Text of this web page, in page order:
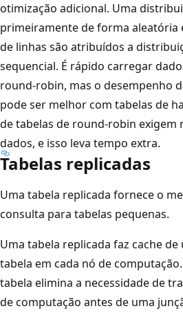
otimização adicional. Uma
primeiramente de forma aleatória
de linhas são atribuídos a
sequencial. É rápido carregar
round-robin, mas o desempenho
pode ser melhor com tabelas de
de tabelas de round-robin exigem
dados, e isso leva tempo extra.
Tabelas replicadas
Uma tabela replicada fornece o
consulta para tabelas pequenas.
Uma tabela replicada faz cache
tabela em cada nó de
tabela elimina a necessidade de
de computação antes de uma